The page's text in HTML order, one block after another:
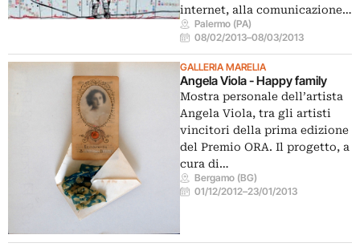
internet, alla comunicazione…
Palermo (PA)
08/02/2013–08/03/2013
GALLERIA MARELIA
Angela Viola - Happy family
Mostra personale dell’artista
Angela Viola, tra gli artisti
vincitori della prima edizione
del Premio ORA. Il progetto, a
cura di…
Bergamo (BG)
01/12/2012–23/01/2013